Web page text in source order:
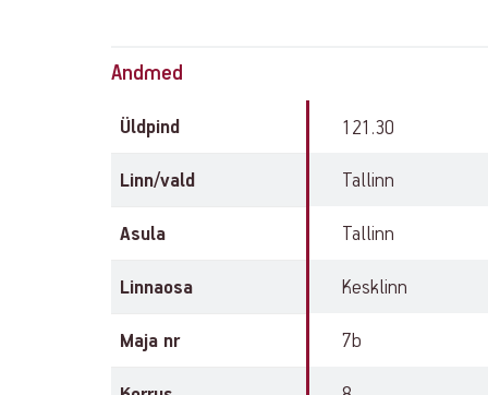
Property
Andmed
Üldpind 121.30
Linn/vald Tallinn
Asula Tallinn
Linnaosa Kesklinn
Maja nr 7b